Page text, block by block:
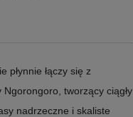
płynnie łączy się z
tworzący ciągły
nadrzeczne i skaliste